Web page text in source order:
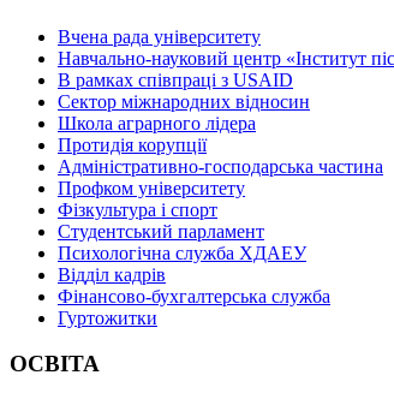
Вчена рада університету
Навчально-науковий центр «Інститут
В рамках співпраці з USAID
Сектор міжнародних відносин
Школа аграрного лідера
Протидія корупції
Адміністративно-господарська частина
Профком університету
Фізкультура і спорт
Студентський парламент
Психологічна служба ХДАЕУ
Відділ кадрів
Фінансово-бухгалтерська служба
Гуртожитки
ОСВІТА